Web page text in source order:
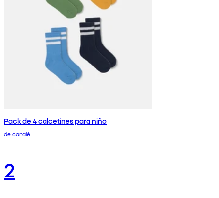
Pack de 4 calcetines para niño
de canalé
2